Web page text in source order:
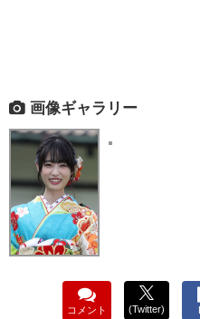
画像ギャラリー
コメント (Twitter)